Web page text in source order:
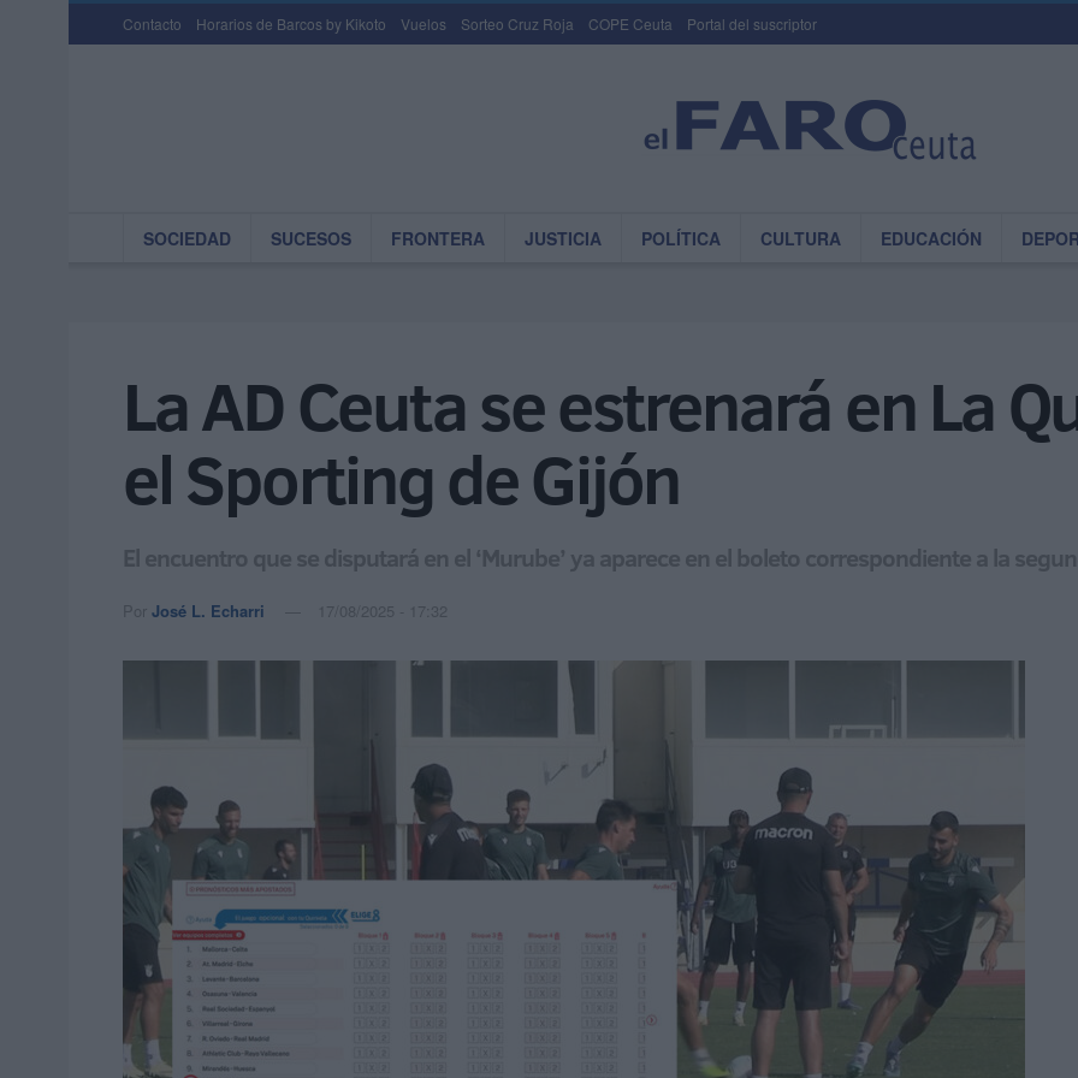
Contacto Horarios de Barcos by Kikoto Vuelos Sorteo Cruz Roja COPE Ceuta Portal del suscriptor
SOCIEDAD SUCESOS FRONTERA JUSTICIA POLÍTICA CULTURA EDUCACIÓN
La AD Ceuta se estrenará en La
el Sporting de Gijón
El encuentro que se disputará en el ‘Murube’ ya aparece en el boleto correspondiente a la
Por José L. Echarri 17/08/2025 - 17:32